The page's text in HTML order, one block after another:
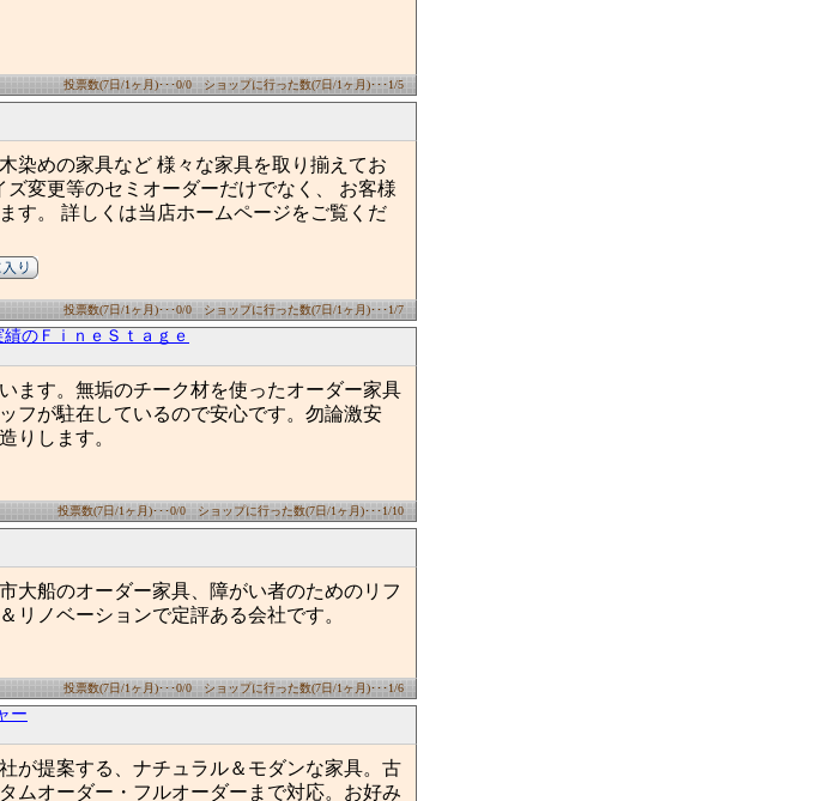
投票数(7日/1ヶ月)･･･0/0 ショップに行った数(7日/1ヶ月)･･･1/5
染めの家具など 様々な家具を取り揃えてお
変更等のセミオーダーだけでなく、 お客様
す。 詳しくは当店ホームページをご覧くだ
投票数(7日/1ヶ月)･･･0/0 ショップに行った数(7日/1ヶ月)･･･1/7
のＦｉｎｅＳｔａｇｅ
ます。無垢のチーク材を使ったオーダー家具
フが駐在しているので安心です。勿論激安
りします。
投票数(7日/1ヶ月)･･･0/0 ショップに行った数(7日/1ヶ月)･･･1/10
大船のオーダー家具、障がい者のためのリフ
リノベーションで定評ある会社です。
投票数(7日/1ヶ月)･･･0/0 ショップに行った数(7日/1ヶ月)･･･1/6
ー
が提案する、ナチュラル＆モダンな家具。古
ムオーダー・フルオーダーまで対応。お好み